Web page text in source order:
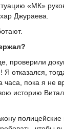
«МК»
Джураева.
проверили
Я отказался,
часа, пока я не
историю
полицейские